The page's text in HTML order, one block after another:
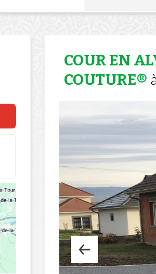
COUR EN
COUTURE®